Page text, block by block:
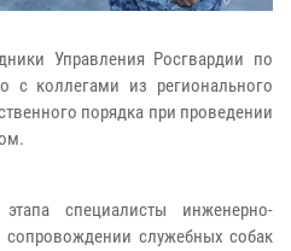
Управления Росгвардии по
с коллегами из регионального
порядка при проведении
специалисты инженерно-
служебных собак